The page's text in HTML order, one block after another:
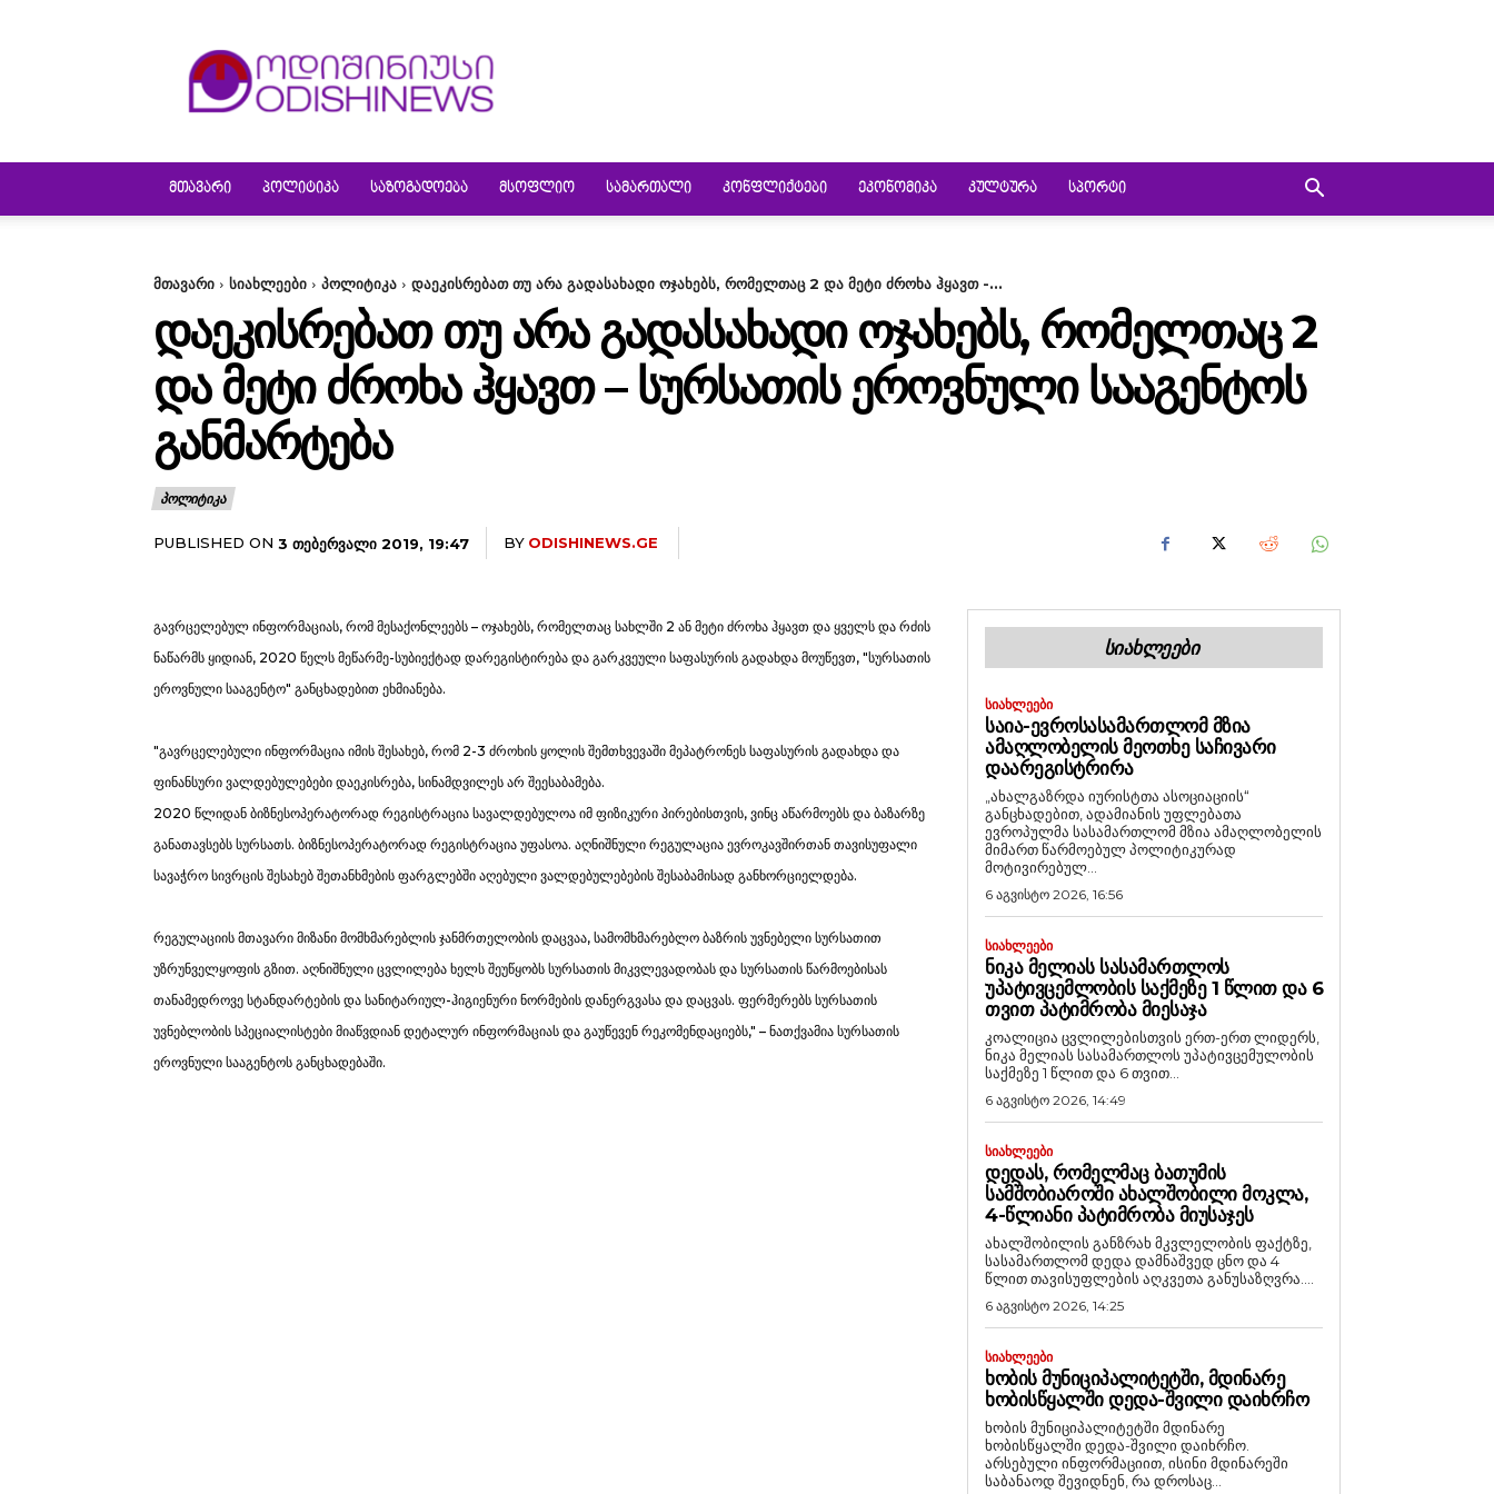
ᲛᲗᲐᲕᲐᲠᲘ ᲞᲝᲚᲘᲢᲘᲙᲐ ᲡᲐᲖᲝᲒᲐᲓᲝᲔᲑᲐ ᲛᲡᲝᲤᲚᲘᲝ ᲡᲐᲛᲐᲠᲗᲐᲚᲘ ᲙᲝᲜᲤᲚᲘᲥᲢᲔᲑᲘ ᲔᲙᲝᲜᲝᲛᲘᲙᲐ ᲙᲣᲚᲢᲣᲠᲐ ᲡᲞᲝᲠᲢᲘ
მთავარი სიახლეები პოლიტიკა დაეკისრებათ თუ არა გადასახადი ოჯახებს, რომელთაც 2 და მეტი ძროხა ჰყავთ -...
ᲓᲐᲔᲙᲘᲡᲠᲔᲑᲐᲗ ᲗᲣ ᲐᲠᲐ ᲒᲐᲓᲐᲡᲐᲮᲐᲓᲘ ᲝᲯᲐᲮᲔᲑᲡ, ᲠᲝᲛᲔᲚᲗᲐᲪ 2
ᲓᲐ ᲛᲔᲢᲘ ᲫᲠᲝᲮᲐ ᲰᲧᲐᲕᲗ – ᲡᲣᲠᲡᲐᲗᲘᲡ ᲔᲠᲝᲕᲜᲣᲚᲘ ᲡᲐᲐᲒᲔᲜᲢᲝᲡ
ᲒᲐᲜᲛᲐᲠᲢᲔᲑᲐ
ᲞᲝᲚᲘᲢᲘᲙᲐ
PUBLISHED ON 3 ᲗᲔᲑᲔᲠᲕᲐᲚᲘ 2019, 19:47 BY ODISHINEWS.GE
გავრცელებულ ინფორმაციას, რომ მესაქონლეებს – ოჯახებს, რომელთაც სახლში 2 ან მეტი ძროხა ჰყავთ და ყველს და რძის
ნაწარმს ყიდიან, 2020 წელს მეწარმე-სუბიექტად დარეგისტირება და გარკვეული საფასურის გადახდა მოუწევთ, "სურსათის
ეროვნული სააგენტო" განცხადებით ეხმიანება.
"გავრცელებული ინფორმაცია იმის შესახებ, რომ 2-3 ძროხის ყოლის შემთხვევაში მეპატრონეს საფასურის გადახდა და
ფინანსური ვალდებულებები დაეკისრება, სინამდვილეს არ შეესაბამება.
2020 წლიდან ბიზნესოპერატორად რეგისტრაცია სავალდებულოა იმ ფიზიკური პირებისთვის, ვინც აწარმოებს და ბაზარზე
განათავსებს სურსათს. ბიზნესოპერატორად რეგისტრაცია უფასოა. აღნიშნული რეგულაცია ევროკავშირთან თავისუფალი
სავაჭრო სივრცის შესახებ შეთანხმების ფარგლებში აღებული ვალდებულებების შესაბამისად განხორციელდება.
რეგულაციის მთავარი მიზანი მომხმარებლის ჯანმრთელობის დაცვაა, სამომხმარებლო ბაზრის უვნებელი სურსათით
უზრუნველყოფის გზით. აღნიშნული ცვლილება ხელს შეუწყობს სურსათის მიკვლევადობას და სურსათის წარმოებისას
თანამედროვე სტანდარტების და სანიტარიულ-ჰიგიენური ნორმების დანერგვასა და დაცვას. ფერმერებს სურსათის
უვნებლობის სპეციალისტები მიაწვდიან დეტალურ ინფორმაციას და გაუწევენ რეკომენდაციებს," – ნათქვამია სურსათის
ეროვნული სააგენტოს განცხადებაში.
ᲡᲘᲐᲮᲚᲔᲔᲑᲘ
ᲡᲘᲐᲮᲚᲔᲔᲑᲘ
ᲡᲐᲘᲐ-ᲔᲕᲠᲝᲡᲐᲡᲐᲛᲐᲠᲗᲚᲝᲛ ᲛᲖᲘᲐ
ᲐᲛᲐᲦᲚᲝᲑᲔᲚᲘᲡ ᲛᲔᲝᲗᲮᲔ ᲡᲐᲩᲘᲕᲐᲠᲘ
ᲓᲐᲐᲠᲔᲒᲘᲡᲢᲠᲘᲠᲐ
„ახალგაზრდა იურისტთა ასოციაციის“
განცხადებით, ადამიანის უფლებათა
ევროპულმა სასამართლომ მზია ამაღლობელის
მიმართ წარმოებულ პოლიტიკურად
მოტივირებულ...
6 აგვისტო 2026, 16:56
ᲡᲘᲐᲮᲚᲔᲔᲑᲘ
ᲜᲘᲙᲐ ᲛᲔᲚᲘᲐᲡ ᲡᲐᲡᲐᲛᲐᲠᲗᲚᲝᲡ
ᲣᲞᲐᲢᲘᲕᲪᲔᲛᲚᲝᲑᲘᲡ ᲡᲐᲥᲛᲔᲖᲔ 1 ᲬᲚᲘᲗ ᲓᲐ 6
ᲗᲕᲘᲗ ᲞᲐᲢᲘᲛᲠᲝᲑᲐ ᲛᲘᲔᲡᲐᲯᲐ
კოალიცია ცვლილებისთვის ერთ-ერთ ლიდერს,
ნიკა მელიას სასამართლოს უპატივცემულობის
საქმეზე 1 წლით და 6 თვით...
6 აგვისტო 2026, 14:49
ᲡᲘᲐᲮᲚᲔᲔᲑᲘ
ᲓᲔᲓᲐᲡ, ᲠᲝᲛᲔᲚᲛᲐᲪ ᲑᲐᲗᲣᲛᲘᲡ
ᲡᲐᲛᲨᲝᲑᲘᲐᲠᲝᲨᲘ ᲐᲮᲐᲚᲨᲝᲑᲘᲚᲘ ᲛᲝᲙᲚᲐ,
4-ᲬᲚᲘᲐᲜᲘ ᲞᲐᲢᲘᲛᲠᲝᲑᲐ ᲛᲘᲣᲡᲐᲯᲔᲡ
ახალშობილის განზრახ მკვლელობის ფაქტზე,
სასამართლომ დედა დამნაშვედ ცნო და 4
წლით თავისუფლების აღკვეთა განუსაზღვრა....
6 აგვისტო 2026, 14:25
ᲡᲘᲐᲮᲚᲔᲔᲑᲘ
ᲮᲝᲑᲘᲡ ᲛᲣᲜᲘᲪᲘᲞᲐᲚᲘᲢᲔᲢᲨᲘ, ᲛᲓᲘᲜᲐᲠᲔ
ᲮᲝᲑᲘᲡᲬᲧᲐᲚᲨᲘ ᲓᲔᲓᲐ-ᲨᲕᲘᲚᲘ ᲓᲐᲘᲮᲠᲩᲝ
ხობის მუნიციპალიტეტში მდინარე
ხობისწყალში დედა-შვილი დაიხრჩო.
არსებული ინფორმაციით, ისინი მდინარეში
საბანაოდ შევიდნენ, რა დროსაც...